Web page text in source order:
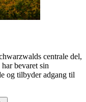
centrale del,
bevaret sin
og tilbyder adgang til